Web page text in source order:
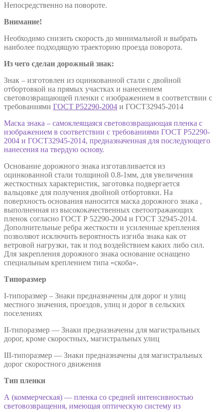
Непосредственно на повороте.
Внимание!
Необходимо снизить скорость до минимальной и выбрать
наиболее подходящую траекторию проезда поворота.
Из чего сделан дорожный знак:
Знак – изготовлен из оцинкованной стали с двойной
отбортовкой на прямых участках и нанесением
световозвращающей пленки с изображением в соответствии с
требованиями ГОСТ Р52290-2004 и ГОСТ32945-2014
Маска знака – самоклеящаяся световозвращающая пленка с
изображением в соответствии с требованиями ГОСТ Р52290-
2004 и ГОСТ32945-2014, предназначенная для последующего
нанесения на твердую основу.
Основание дорожного знака изготавливается из
оцинкованной стали толщиной 0.8-1мм, для увеличения
жесткостных характеристик, заготовка подвергается
вальцовке для получения двойной отбортовки. На
поверхность основания наносится маска дорожного знака ,
выполненная из высококачественных светоотражающих
пленок согласно ГОСТ Р 52290-2004 и ГОСТ 32945-2014.
Дополнительные ребра жесткости и усиленные крепления
позволяют исключить вероятность изгиба знака как от
ветровой нагрузки, так и под воздействием каких либо сил.
Для закрепления дорожного знака основание оснащено
специальным креплением типа «скоба».
Типоразмер
I-типоразмер – Знаки предназначены для дорог и улиц
местного значения, проездов, улиц и дорог в сельских
поселениях
II-типоразмер — Знаки предназначены для магистральных
дорог, кроме скоростных, магистральных улиц
III-типоразмер — Знаки предназначены для магистральных
дорог скоростного движения
Тип пленки
А (коммерческая) — пленка со средней интенсивностью
световозвращения, имеющая оптическую систему из